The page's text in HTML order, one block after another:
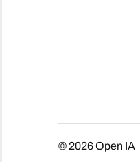
© 2026Open IA